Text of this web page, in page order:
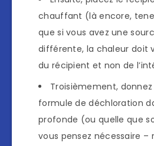
chauffant (là encore,
que si vous avez une
différente, la chaleur doit
du récipient et non de
Troisièmement,
formule de déchloration
profonde (ou quelle que
vous pensez nécessaire –